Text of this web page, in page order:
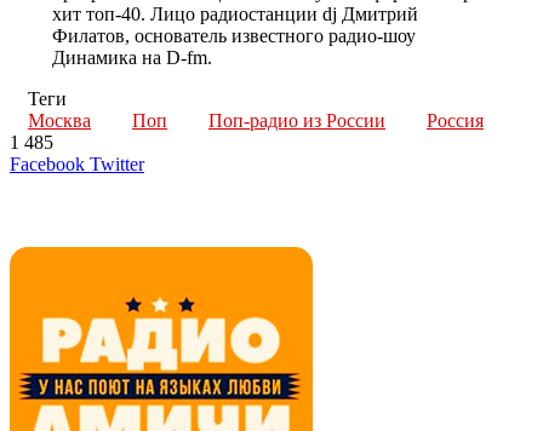
хит топ-40. Лицо радиостанции dj Дмитрий
Филатов, основатель известного радио-шоу
Динамика на D-fm.
Теги
Москва
Поп Поп-радио из России
Россия
1 485
Facebook TwitterLinkedIn
Tumblr
Reddit
Вконтакте
Одноклассники
Skype
Messenger
Messenger
WhatsApp
Telegram
Viber
Line
Поделиться
Печатать